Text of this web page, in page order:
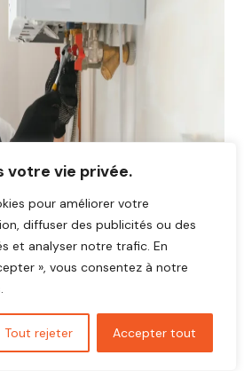
votre vie privée.
pour améliorer votre
diffuser des publicités ou des
et analyser notre trafic. En
», vous consentez à notre
Tout rejeter Accepter tout
78121
fiable et réactif dans